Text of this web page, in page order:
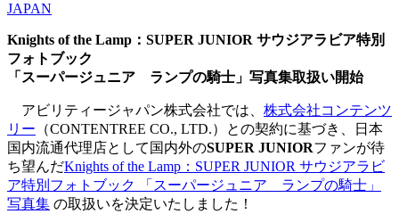
JAPAN
Knights of the Lamp：SUPER JUNIOR サウジアラビア特別
フォトブック
「スーパージュニア ランプの騎士」写真集取扱い開始
アビリティージャパン株式会社では、 株式会社コンテンツ
リー （CONTENTREE CO., LTD.）との契約に基づき、日本
国内流通代理店として国内外のSUPER JUNIORファンが待
ち望んだKnights of the Lamp：SUPER JUNIOR サウジアラビ
ア特別フォトブック 「スーパージュニア ランプの騎士」
写真集 の取扱いを決定いたしました！